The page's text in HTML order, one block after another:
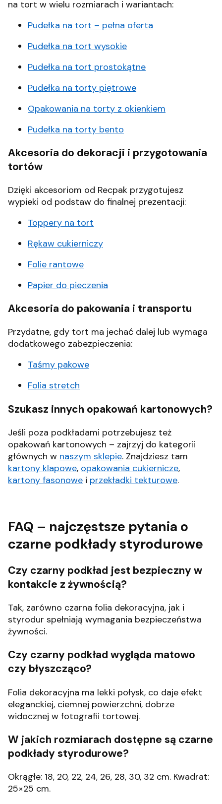
na tort w wielu rozmiarach i wariantach:
Pudełka na tort – pełna oferta
Pudełka na tort wysokie
Pudełka na tort prostokątne
Pudełka na torty piętrowe
Opakowania na torty z okienkiem
Pudełka na torty bento
Akcesoria do dekoracji i przygotowania
tortów
Dzięki akcesoriom od Recpak przygotujesz
wypieki od podstaw do finalnej prezentacji:
Toppery na tort
Rękaw cukierniczy
Folie rantowe
Papier do pieczenia
Akcesoria do pakowania i transportu
Przydatne, gdy tort ma jechać dalej lub wymaga
dodatkowego zabezpieczenia:
Taśmy pakowe
Folia stretch
Szukasz innych opakowań kartonowych?
Jeśli poza podkładami potrzebujesz też
opakowań kartonowych – zajrzyj do kategorii
głównych w naszym sklepie. Znajdziesz tam
kartony klapowe, opakowania cukiernicze,
kartony fasonowe i przekładki tekturowe.
FAQ – najczęstsze pytania o
czarne podkłady styrodurowe
Czy czarny podkład jest bezpieczny w
kontakcie z żywnością?
Tak, zarówno czarna folia dekoracyjna, jak i
styrodur spełniają wymagania bezpieczeństwa
żywności.
Czy czarny podkład wygląda matowo
czy błyszcząco?
Folia dekoracyjna ma lekki połysk, co daje efekt
eleganckiej, ciemnej powierzchni, dobrze
widocznej w fotografii tortowej.
W jakich rozmiarach dostępne są czarne
podkłady styrodurowe?
Okrągłe: 18, 20, 22, 24, 26, 28, 30, 32 cm. Kwadrat:
25×25 cm.